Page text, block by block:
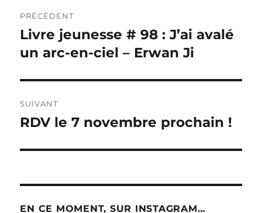
de
l’article
PRÉCÉDENT
Publication
précédente :
Livre jeunesse # 98 : J’ai avalé
un arc-en-ciel – Erwan Ji
SUIVANT
Publication
RDV le 7 novembre prochain !
EN CE MOMENT, SUR INSTAGRAM…